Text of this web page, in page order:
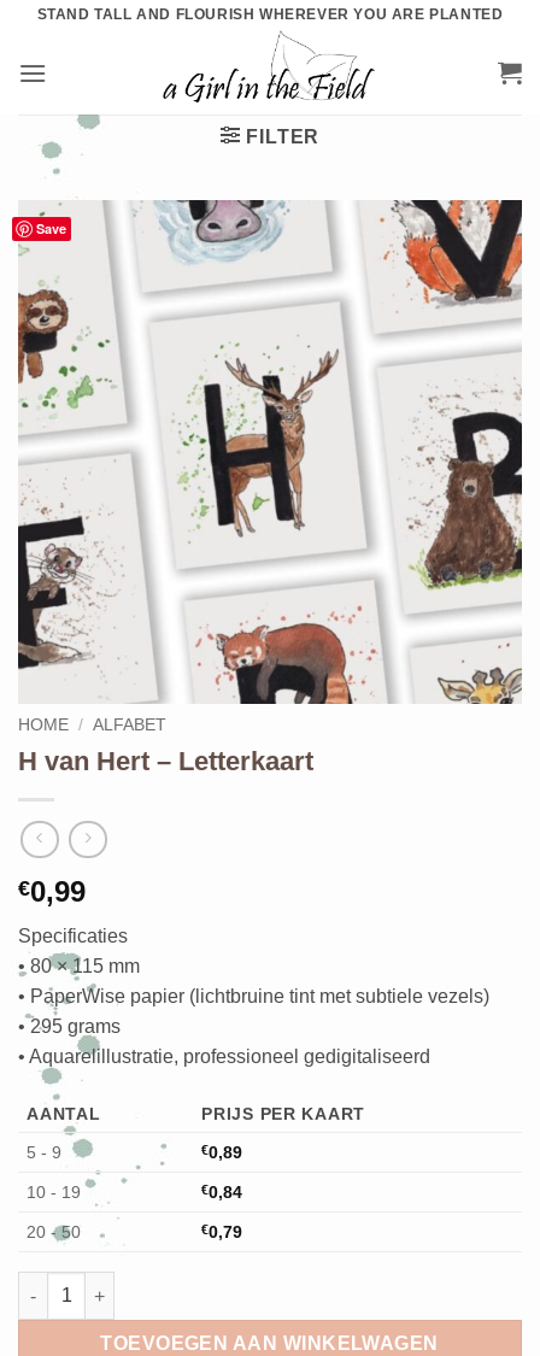
inhoud
STAND TALL AND FLOURISH WHEREVER YOU ARE PLANTED
FILTER
Save
HOME / ALFABET
H van Hert – Letterkaart
€0,99
Specificaties
• 80 × 115 mm
• PaperWise papier (lichtbruine tint met subtiele vezels)
• 295 grams
• Aquarelillustratie, professioneel gedigitaliseerd
AANTAL
PRIJS PER KAART
5 - 9
€0,89
10 - 19 €0,84
20 - 50 €0,79
H van Hert - Letterkaart aantal
TOEVOEGEN AAN WINKELWAGEN